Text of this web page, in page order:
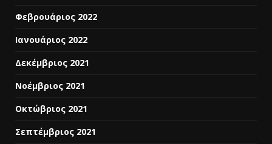
Φεβρουάριος 2022
Ιανουάριος 2022
Δεκέμβριος 2021
Νοέμβριος 2021
Οκτώβριος 2021
Σεπτέμβριος 2021